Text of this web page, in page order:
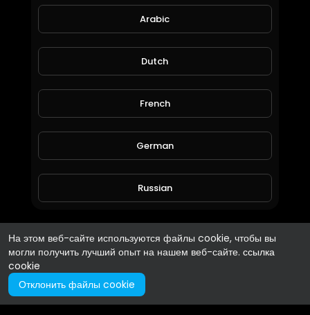
На этом веб-сайте используются файлы cookie, чтобы вы
могли получить лучший опыт на нашем веб-сайте. ссылка
cookie
Отклонить файлы cookie
Arabic
Dutch
French
German
Russian
Turkish